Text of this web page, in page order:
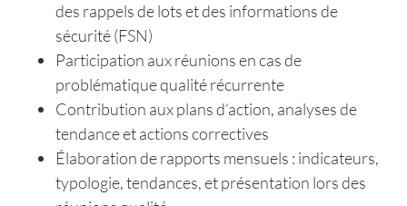
des rappels de lots et des informations de
sécurité (FSN)
Participation aux réunions en cas de
problématique qualité récurrente
Contribution aux plans d’action, analyses de
tendance et actions correctives
Élaboration de rapports mensuels : indicateurs,
typologie, tendances, et présentation lors des